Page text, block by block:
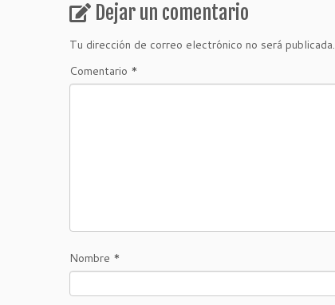
Dejar un comentario
Tu dirección de correo electrónico no será publicada.
Comentario *
Nombre *